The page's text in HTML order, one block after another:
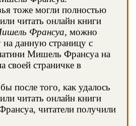
тоже могли полностью
читать онлайн книги
Франсуа, можно
на данную страницу с
Мишель Франсуа на
своей страничке в
после того, как удалось
читать онлайн книги
читатели получили